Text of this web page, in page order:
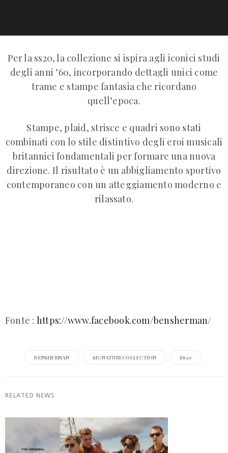
Per la ss20, la collezione si ispira agli iconici studi
degli anni ’60, incorporando dettagli unici come
trame e stampe fantasia che ricordano
quell’epoca.
Stampe, plaid, strisce e quadri sono stati
combinati con lo stile distintivo degli eroi musicali
britannici fondamentali per formare una nuova
direzione. Il risultato è un abbigliamento sportivo
contemporaneo con un atteggiamento moderno e
rilassato.
Fonte : https://www.facebook.com/bensherman/
BENSHERMAN SIGNATURECOLLECTION SS20
RELATED NEWS